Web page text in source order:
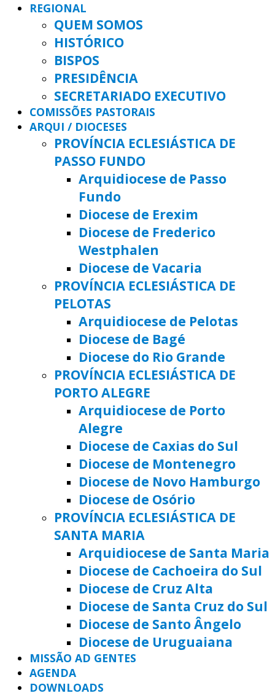
REGIONAL
QUEM SOMOS
HISTÓRICO
BISPOS
PRESIDÊNCIA
SECRETARIADO EXECUTIVO
COMISSÕES PASTORAIS
ARQUI / DIOCESES
PROVÍNCIA ECLESIÁSTICA DE
PASSO FUNDO
Arquidiocese de Passo
Fundo
Diocese de Erexim
Diocese de Frederico
Westphalen
Diocese de Vacaria
PROVÍNCIA ECLESIÁSTICA DE
PELOTAS
Arquidiocese de Pelotas
Diocese de Bagé
Diocese do Rio Grande
PROVÍNCIA ECLESIÁSTICA DE
PORTO ALEGRE
Arquidiocese de Porto
Alegre
Diocese de Caxias do Sul
Diocese de Montenegro
Diocese de Novo Hamburgo
Diocese de Osório
PROVÍNCIA ECLESIÁSTICA DE
SANTA MARIA
Arquidiocese de Santa Maria
Diocese de Cachoeira do Sul
Diocese de Cruz Alta
Diocese de Santa Cruz do Sul
Diocese de Santo Ângelo
Diocese de Uruguaiana
MISSÃO AD GENTES
AGENDA
DOWNLOADS